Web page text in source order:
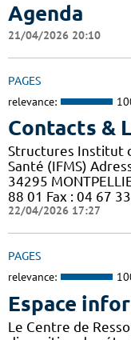
Agenda
21/04/2026 20:10
PAGES
relevance:
Contacts &
Structures Institut
Santé (IFMS)
34295
88 01 Fax : 04 67
22/04/2026 17:27
PAGES
relevance:
Espace
Le Centre de